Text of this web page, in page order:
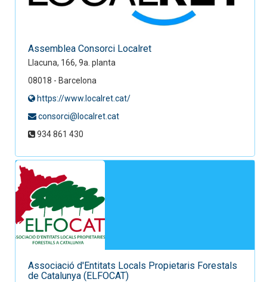
Assemblea Consorci Localret
Llacuna, 166, 9a. planta
08018 - Barcelona
https://www.localret.cat/
consorci@localret.cat
934 861 430
Associació d'Entitats Locals Propietaris Forestals
de Catalunya (ELFOCAT)